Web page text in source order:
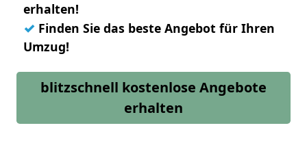
erhalten!
✓ Finden Sie das beste Angebot für Ihren
Umzug!
blitzschnell kostenlose Angebote
erhalten